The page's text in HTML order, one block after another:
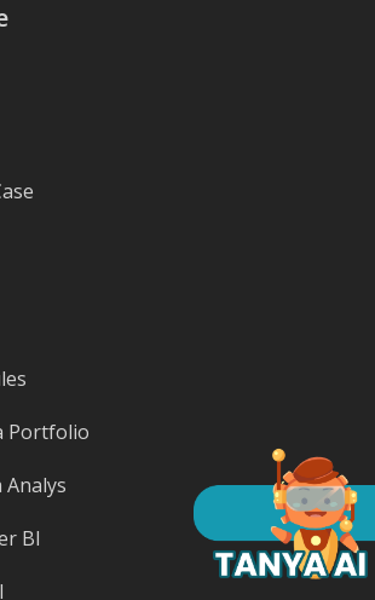
Portfolio
BI